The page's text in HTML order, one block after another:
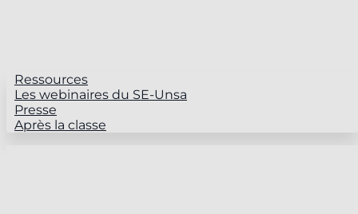
Ressources
Les webinaires du SE-Unsa
Presse
Après la classe